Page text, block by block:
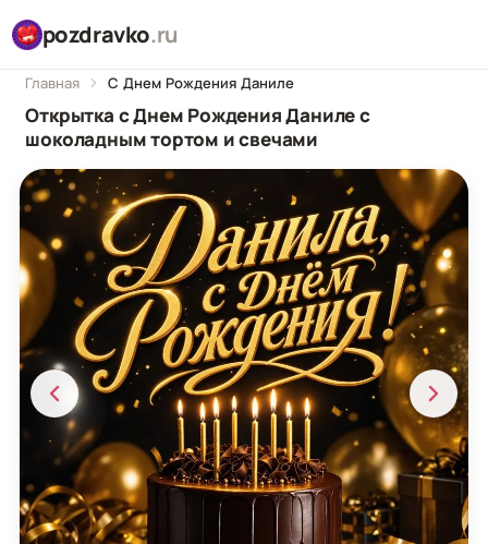
pozdravko.ru
Главная С Днем Рождения Даниле
Открытка с Днем Рождения Даниле с
шоколадным тортом и свечами